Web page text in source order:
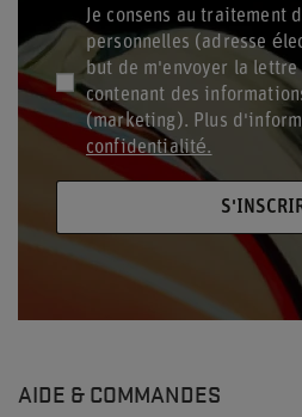
Je consens au traitement
personnelles (adresse
but de m'envoyer la
contenant des
(marketing). Plus
confidentialité.
AIDE & COMMANDES